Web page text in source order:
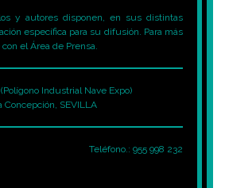
y autores disponen, en sus distintas
específica para su difusión. Para más
el Área de Prensa.
Industrial Nave Expo)
Concepción, SEVILLA
Teléfono.: 955 998 232